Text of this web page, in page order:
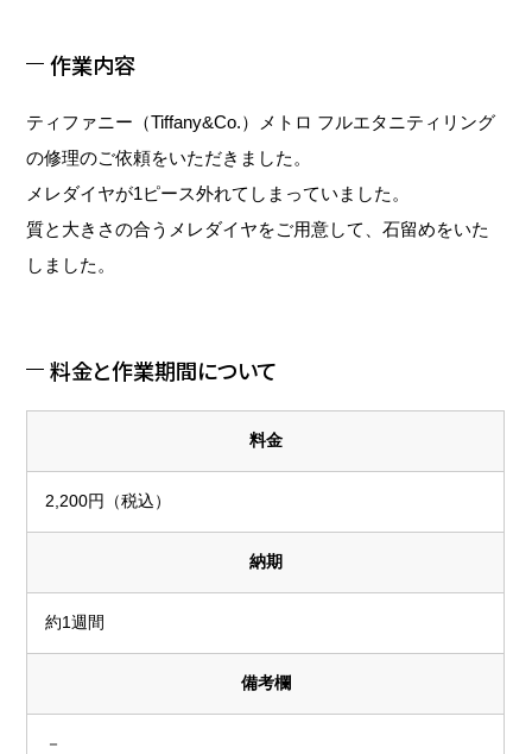
作業内容
ティファニー（Tiffany&Co.）メトロ フルエタニティリング
の修理のご依頼をいただきました。
メレダイヤが1ピース外れてしまっていました。
質と大きさの合うメレダイヤをご用意して、石留めをいた
しました。
料金と作業期間について
料金
2,200円（税込）
納期
約1週間
備考欄
－